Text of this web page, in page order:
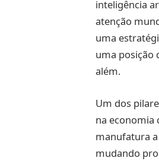
inteligência
atenção
uma
uma posição
além.
Um dos
na economia
manufatura
mudando